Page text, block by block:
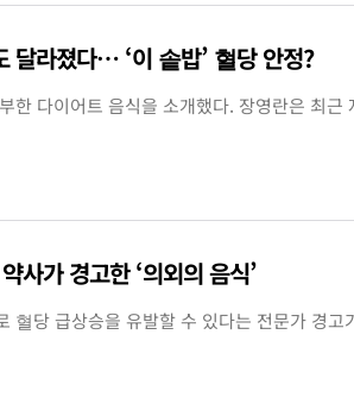
달라졌다… ‘이 솥밥’ 혈당 안정?
다이어트 음식을 소개했다. 장영란은 최근
사가 경고한 ‘의외의 음식’
혈당 급상승을 유발할 수 있다는 전문가 경